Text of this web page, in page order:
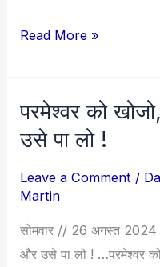
Read More »
परमेश्वर को
उसे पा लो !
Leave a Comment /
Martin
सोमवार // 26 अगस्त 2024
और उसे पा लो ! …परमेश्वर
परमेश्वर
को
उसे
महसूस
करो
और